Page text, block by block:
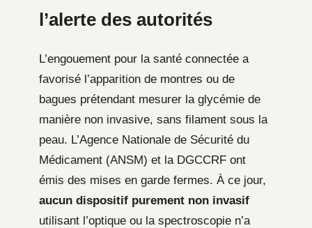
l’alerte des autorités
L’engouement pour la santé connectée a
favorisé l’apparition de montres ou de
bagues prétendant mesurer la glycémie de
manière non invasive, sans filament sous la
peau. L’Agence Nationale de Sécurité du
Médicament (ANSM) et la DGCCRF ont
émis des mises en garde fermes. À ce jour,
aucun dispositif purement non invasif
utilisant l’optique ou la spectroscopie n’a